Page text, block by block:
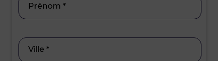
Prénom *
Ville *